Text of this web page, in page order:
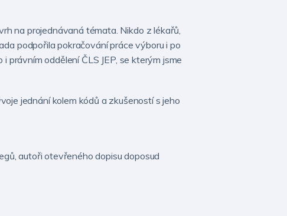
na projednávaná témata. Nikdo z lékařů,
podpořila pokračování práce výboru i po
oddělení ČLS JEP, se kterým jsme
jednání kolem kódů a zkušeností s jeho
autoři otevřeného dopisu doposud